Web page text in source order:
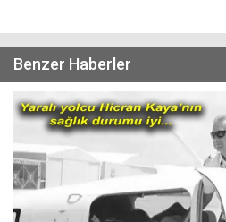
Benzer Haberler